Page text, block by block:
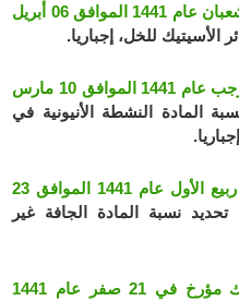
قرار مؤرخ في 12 شعبان عام 1441 الموافق 06 أبريل
الأسيتيك للخل، إجباريا.
قرار مؤرّخ في 15 رجب عام 1441 الموافق 10 مارس
المادة النشطة الأنيونية في
قرار مؤرخ في 26 ربيع الأول عام 1441 الموافق 23
نسبة المادة الجافة غير
قرار وزاري مشترك مؤرخ في 21 صفر عام 1441